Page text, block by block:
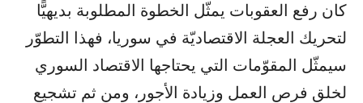
كان رفع العقوبات يمثّل الخطوة المطلوبة بديهيًّا
لتحريك العجلة الاقتصاديّة في سوريا، فهذا التطوّر
سيمثّل المقوّمات التي يحتاجها الاقتصاد السوري
لخلق فرص العمل وزيادة الأجور، ومن ثم تشجيع